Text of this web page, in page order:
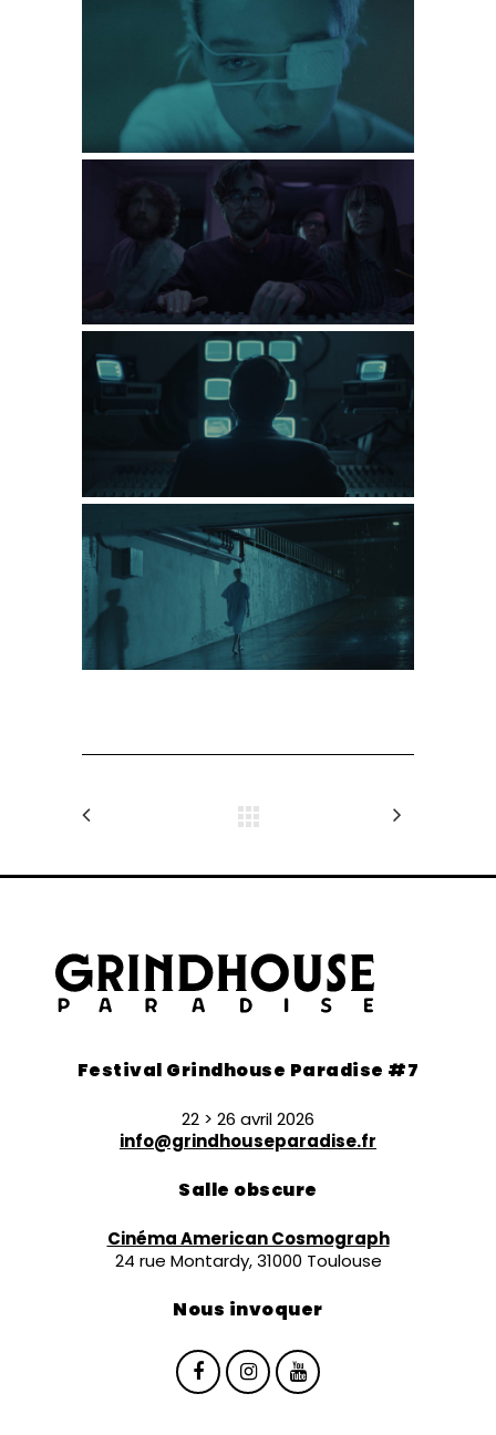
Festival Grindhouse Paradise #7
22 > 26 avril 2026
info@grindhouseparadise.fr
Salle obscure
Cinéma American Cosmograph
24 rue Montardy, 31000 Toulouse
Nous invoquer